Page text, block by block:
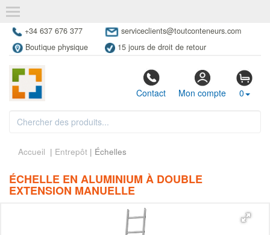
+34 637 676 377
serviceclients@toutconteneurs.com
Boutique physique
15 jours de droit de retour
Contact Mon compte 0
Accueil | Entrepôt | Échelles
ÉCHELLE EN ALUMINIUM À DOUBLE
EXTENSION MANUELLE